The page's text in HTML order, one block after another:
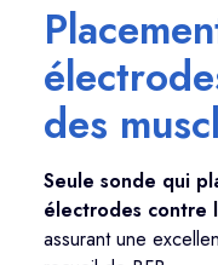
des
Seule sonde qui
électrodes contre
assurant une